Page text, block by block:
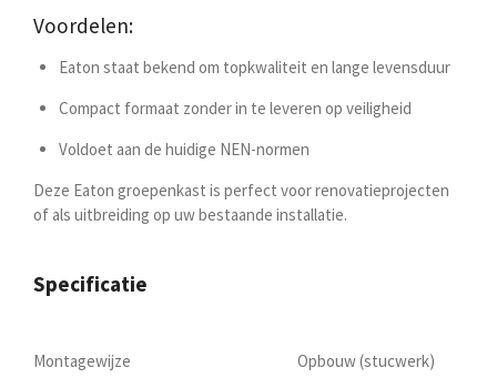
Voordelen:
Eaton staat bekend om topkwaliteit en lange levensduur
Compact formaat zonder in te leveren op veiligheid
Voldoet aan de huidige NEN-normen
Deze Eaton groepenkast is perfect voor renovatieprojecten
of als uitbreiding op uw bestaande installatie.
Specificatie
Montagewijze
Opbouw (stucwerk)